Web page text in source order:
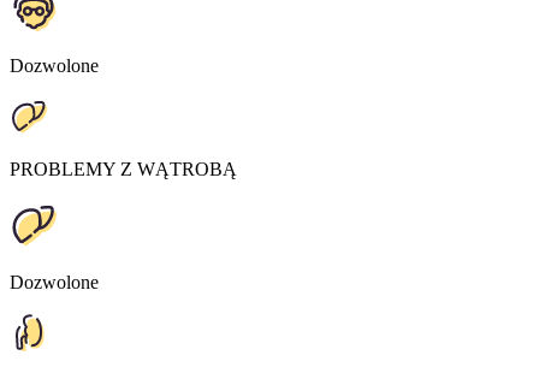
Dozwolone
PROBLEMY Z WĄTROBĄ
Dozwolone